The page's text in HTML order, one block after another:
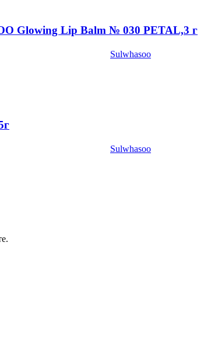
Glowing Lip Balm № 030 PETAL,3 г
Sulwhasoo
Sulwhasoo